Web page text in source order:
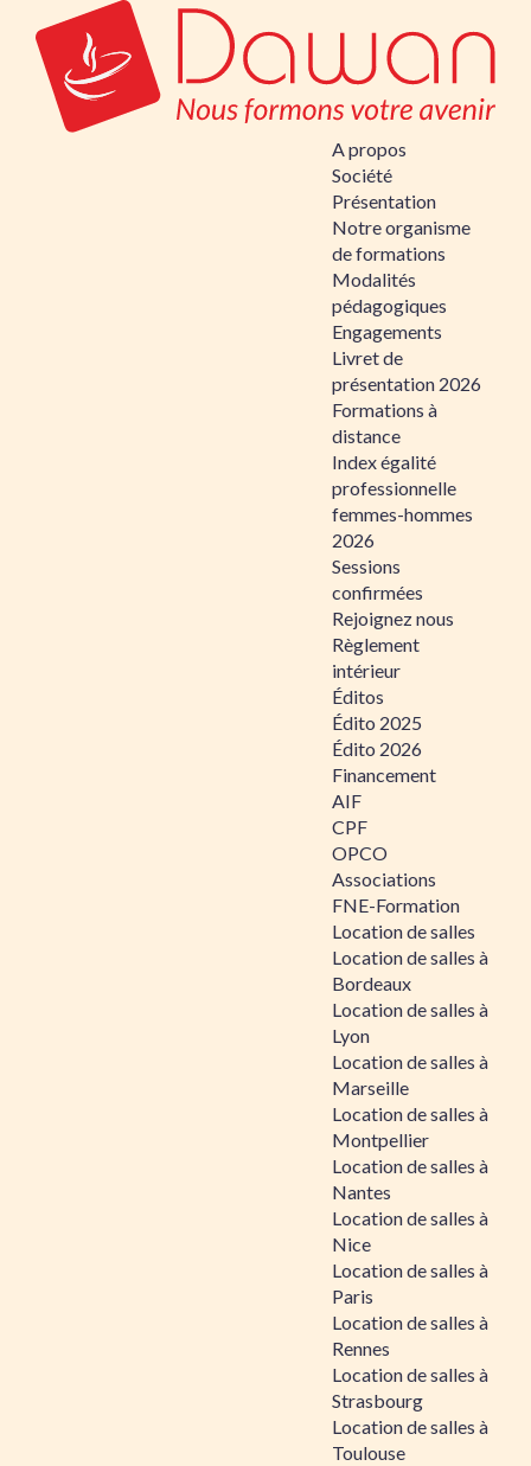
A propos
Société
Présentation
Notre organisme
de formations
Modalités
pédagogiques
Engagements
Livret de
présentation 2026
Formations à
distance
Index égalité
professionnelle
femmes-hommes
2026
Sessions
confirmées
Rejoignez nous
Règlement
intérieur
Éditos
Édito 2025
Édito 2026
Financement
AIF
CPF
OPCO
Associations
FNE-Formation
Location de salles
Location de salles à
Bordeaux
Location de salles à
Lyon
Location de salles à
Marseille
Location de salles à
Montpellier
Location de salles à
Nantes
Location de salles à
Nice
Location de salles à
Paris
Location de salles à
Rennes
Location de salles à
Strasbourg
Location de salles à
Toulouse